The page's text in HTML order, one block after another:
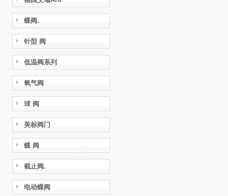
蝶阀.
针型 阀
低温阀系列
氧气阀
球 阀
美标阀门
蝶 阀
截止阀.
电动蝶阀